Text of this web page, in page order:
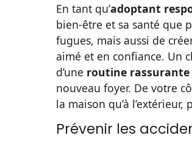
En tant qu’adoptant
bien-être et sa santé que
fugues, mais aussi de
aimé et en confiance. Un
d’une routine rassurante
nouveau foyer. De votre
la maison qu’à
Prévenir les